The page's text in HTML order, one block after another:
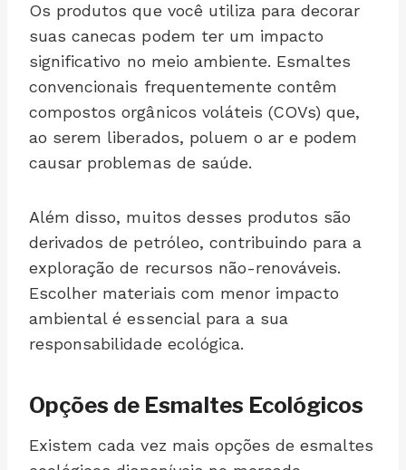
Os produtos que você utiliza para decorar
suas canecas podem ter um impacto
significativo no meio ambiente. Esmaltes
convencionais frequentemente contêm
compostos orgânicos voláteis (COVs) que,
ao serem liberados, poluem o ar e podem
causar problemas de saúde.
Além disso, muitos desses produtos são
derivados de petróleo, contribuindo para a
exploração de recursos não-renováveis.
Escolher materiais com menor impacto
ambiental é essencial para a sua
responsabilidade ecológica.
Opções de Esmaltes Ecológicos
Existem cada vez mais opções de esmaltes